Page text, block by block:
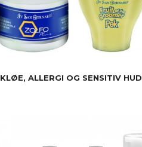
KLØE, ALLERGI OG SENSITIV HUD